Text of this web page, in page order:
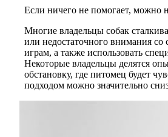
Если ничего не помогает, можно
Многие владельцы собак
или недостаточного внимания
играм, а также использовать
Некоторые владельцы делятся
обстановку, где питомец будет
подходом можно значительно